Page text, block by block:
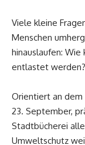
Viele kleine
Menschen
hinauslaufen:
entlastet werden?
Orientiert an dem
23. September,
Stadtbücherei
Umweltschutz